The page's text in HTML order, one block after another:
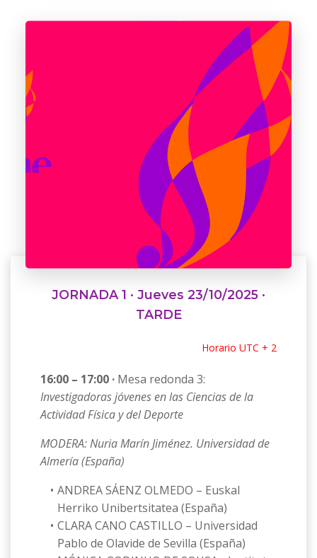
JORNADA 1 · Jueves 23/10/2025 ·
TARDE
Horario UTC + 2
16:00 – 17:00 · Mesa redonda 3:
Investigadoras jóvenes en las Ciencias de la
Actividad Física y del Deporte
MODERA: Nuria Marín Jiménez. Universidad de
Almería (España)
ANDREA SÁENZ OLMEDO – Euskal
Herriko Unibertsitatea (España)
CLARA CANO CASTILLO – Universidad
Pablo de Olavide de Sevilla (España)